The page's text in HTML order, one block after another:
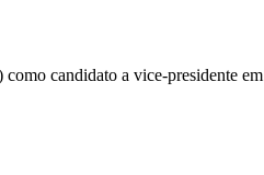
candidato a vice-presidente em